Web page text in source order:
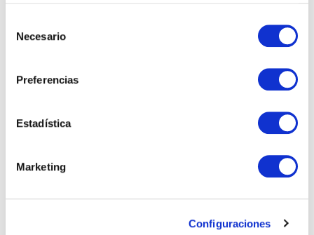
Necesario
Preferencias
Estadística
Marketing
Configuraciones